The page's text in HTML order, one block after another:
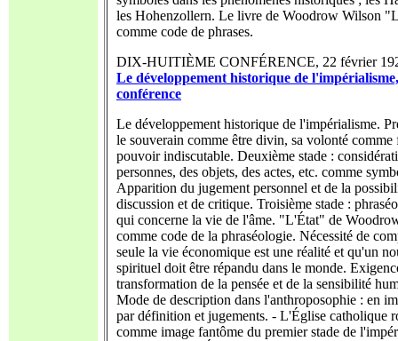
les Hohenzollern. Le livre de Woodrow Wilson
comme code de phrases.
DIX-HUITIÈME CONFÉRENCE, 22 février
Le développement historique de
conférence
Le développement historique de l'impérialisme.
le souverain comme être divin, sa volonté comme
pouvoir indiscutable. Deuxième stade :
personnes, des objets, des actes, etc. comme
Apparition du jugement personnel et de la
discussion et de critique. Troisième stade :
qui concerne la vie de l'âme. "L'État" de
comme code de la phraséologie. Nécessité de
seule la vie économique est une réalité et qu'un
spirituel doit être répandu dans le monde.
transformation de la pensée et de la sensibilité
Mode de description dans l'anthroposophie : en
par définition et jugements. - L'Église catholique
comme image fantôme du premier stade de